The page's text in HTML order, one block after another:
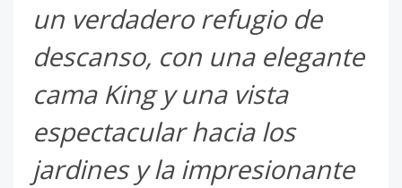
un verdadero refugio de
descanso, con una elegante
cama King y una vista
espectacular hacia los
jardines y la impresionante